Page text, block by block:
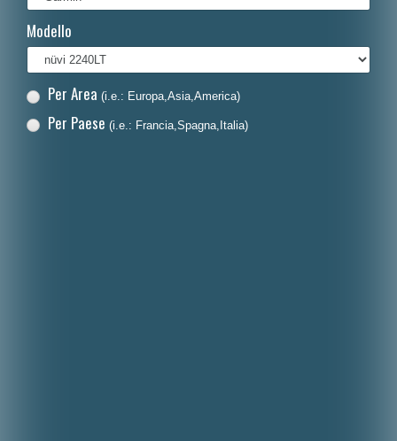
Polski
Dansk
Modello
Per Area (i.e.: Europa,Asia,America)
Per Paese (i.e.: Francia,Spagna,Italia)